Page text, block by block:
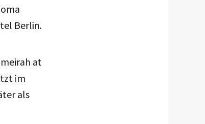
Berlin.
at
im
als